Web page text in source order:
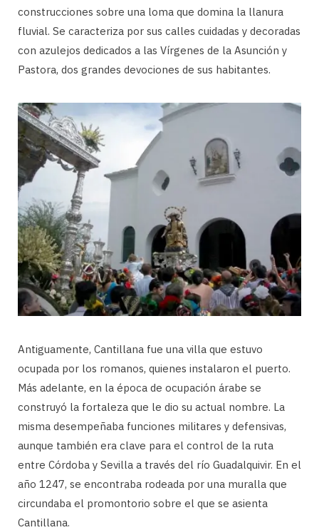
construcciones sobre una loma que domina la llanura
fluvial. Se caracteriza por sus calles cuidadas y decoradas
con azulejos dedicados a las Vírgenes de la Asunción y
Pastora, dos grandes devociones de sus habitantes.
Antiguamente, Cantillana fue una villa que estuvo
ocupada por los romanos, quienes instalaron el puerto.
Más adelante, en la época de ocupación árabe se
construyó la fortaleza que le dio su actual nombre. La
misma desempeñaba funciones militares y defensivas,
aunque también era clave para el control de la ruta
entre Córdoba y Sevilla a través del río Guadalquivir. En el
año 1247, se encontraba rodeada por una muralla que
circundaba el promontorio sobre el que se asienta
Cantillana.